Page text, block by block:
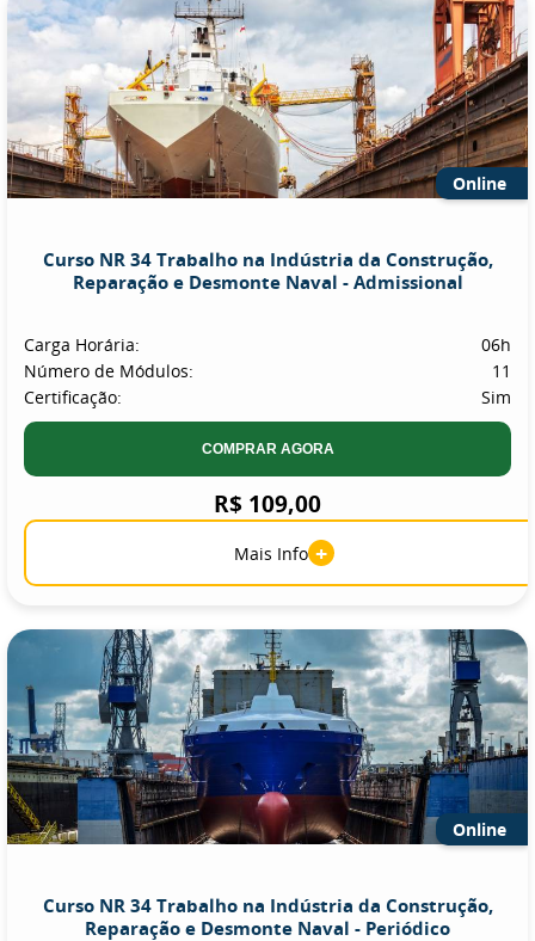
Online
Curso NR 34 Trabalho na Indústria da Construção,
Reparação e Desmonte Naval - Admissional
Carga Horária:
06h
Número de Módulos:
11
Certificação:
Sim
COMPRAR AGORA
R$ 109,00
Mais Info +
Online
Curso NR 34 Trabalho na Indústria da Construção,
Reparação e Desmonte Naval - Periódico